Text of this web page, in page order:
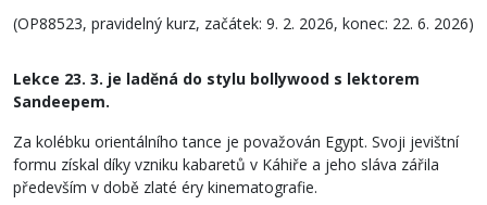
(OP88523, pravidelný kurz, začátek: 9. 2. 2026, konec: 22. 6. 2026)
Lekce 23. 3. je laděná do stylu bollywood s lektorem
Sandeepem.
Za kolébku orientálního tance je považován Egypt. Svoji jevištní
formu získal díky vzniku kabaretů v Káhiře a jeho sláva zářila
především v době zlaté éry kinematografie.